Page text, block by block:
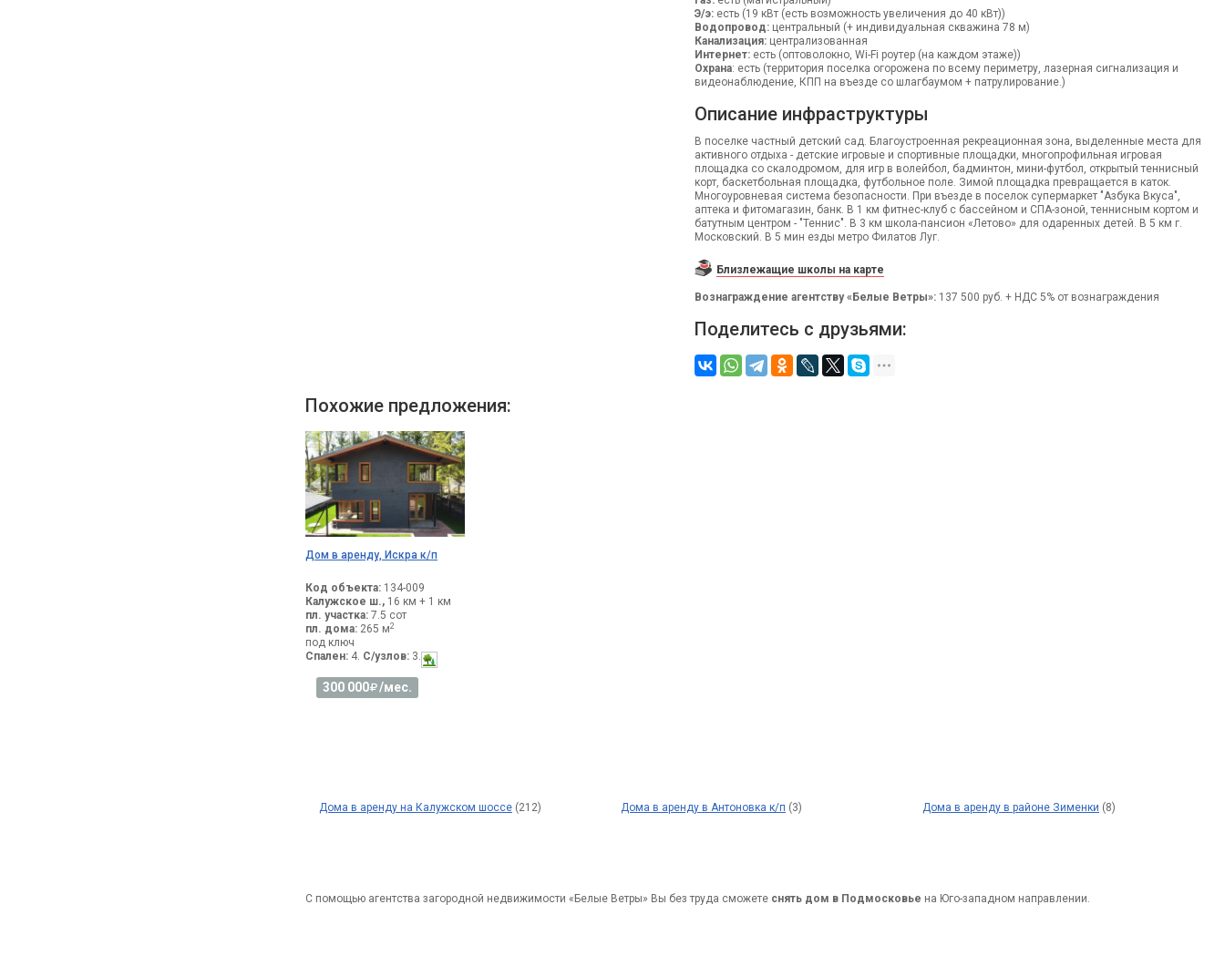
Э/э:есть (19 кВт (есть возможность увеличения до 40 кВт))
Водопровод:центральный (+ индивидуальная скважина 78 м)
Канализация:централизованная
Интернет:есть (оптоволокно, Wi-Fi роутер (на каждом этаже))
Охрана: есть (территория поселка огорожена по всему периметру, лазерная сигнализация и
видеонаблюдение, КПП на въезде со шлагбаумом + патрулирование.)
Описание инфраструктуры
В поселке частный детский сад. Благоустроенная рекреационная зона, выделенные места для
активного отдыха - детские игровые и спортивные площадки, многопрофильная игровая
площадка со скалодромом, для игр в волейбол, бадминтон, мини-футбол, открытый теннисный
корт, баскетбольная площадка, футбольное поле. Зимой площадка превращается в каток.
Многоуровневая система безопасности. При въезде в поселок супермаркет "Азбука Вкуса",
аптека и фитомагазин, банк. В 1 км фитнес-клуб с бассейном и СПА-зоной, теннисным кортом и
батутным центром - "Теннис". В 3 км школа-пансион «Летово» для одаренных детей. В 5 км г.
Московский. В 5 мин езды метро Филатов Луг.
Близлежащие школы на карте
Вознаграждение агентству «Белые Ветры»:137 500 руб. + НДС 5% от вознаграждения
Поделитесь с друзьями:
Похожие предложения:
Дом в аренду, Искра к/п
Код объекта: 134-009
Калужское ш., 16 км + 1 км
пл. участка: 7.5 сот
пл. дома: 265 м2
под ключ
Спален: 4. С/узлов: 3.
300 000 /мес.
Дома в аренду на Калужском шоссе (212) Дома в аренду в Антоновка к/п (3) Дома в аренду в районе Зименки (8)
С помощью агентства загородной недвижимости «Белые Ветры» Вы без труда сможете снять дом в Подмосковье на Юго-западном направлении.